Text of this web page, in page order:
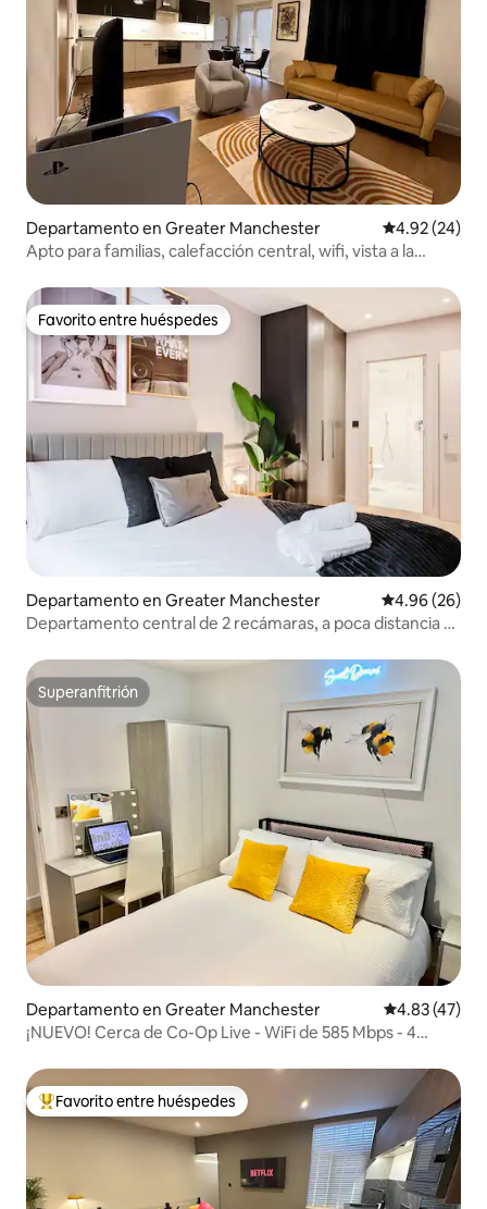
Departamento en Greater Manchester Calificación
4.92 (24)
Apto para familias, calefacción central, wifi, vista a la
Favorito entre huéspedes
Favorito entre huéspedes
Departamento en Greater Manchester Calificación
4.96 (26)
Departamento central de 2 recámaras, a poca distancia a
Superanfitrión
Superanfitrión
Departamento en Greater Manchester Calificación
4.83 (47)
¡NUEVO! Cerca de Co-Op Live - WiFi de 585 Mbps - 4
De los mejores en Favorito entre huéspedes
Favorito entre huéspedes